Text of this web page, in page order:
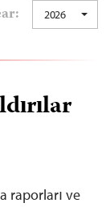
2026
raporları ve